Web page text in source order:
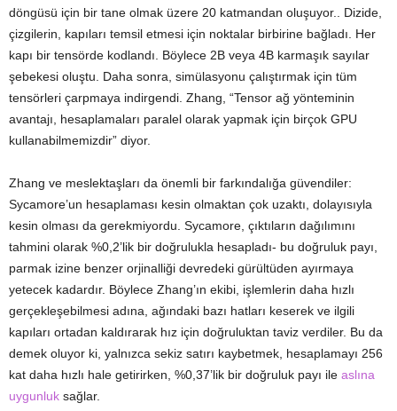
döngüsü için bir tane olmak üzere 20 katmandan oluşuyor.. Dizide,
çizgilerin, kapıları temsil etmesi için noktalar birbirine bağladı. Her
kapı bir tensörde kodlandı. Böylece 2B veya 4B karmaşık sayılar
şebekesi oluştu. Daha sonra, simülasyonu çalıştırmak için tüm
tensörleri çarpmaya indirgendi. Zhang, “Tensor ağ yönteminin
avantajı, hesaplamaları paralel olarak yapmak için birçok GPU
kullanabilmemizdir” diyor.
Zhang ve meslektaşları da önemli bir farkındalığa güvendiler:
Sycamore’un hesaplaması kesin olmaktan çok uzaktı, dolayısıyla
kesin olması da gerekmiyordu. Sycamore, çıktıların dağılımını
tahmini olarak %0,2’lik bir doğrulukla hesapladı- bu doğruluk payı,
parmak izine benzer orjinalliği devredeki gürültüden ayırmaya
yetecek kadardır. Böylece Zhang’ın ekibi, işlemlerin daha hızlı
gerçekleşebilmesi adına, ağındaki bazı hatları keserek ve ilgili
kapıları ortadan kaldırarak hız için doğruluktan taviz verdiler. Bu da
demek oluyor ki, yalnızca sekiz satırı kaybetmek, hesaplamayı 256
kat daha hızlı hale getirirken, %0,37’lik bir doğruluk payı ile aslına
uygunluk sağlar.